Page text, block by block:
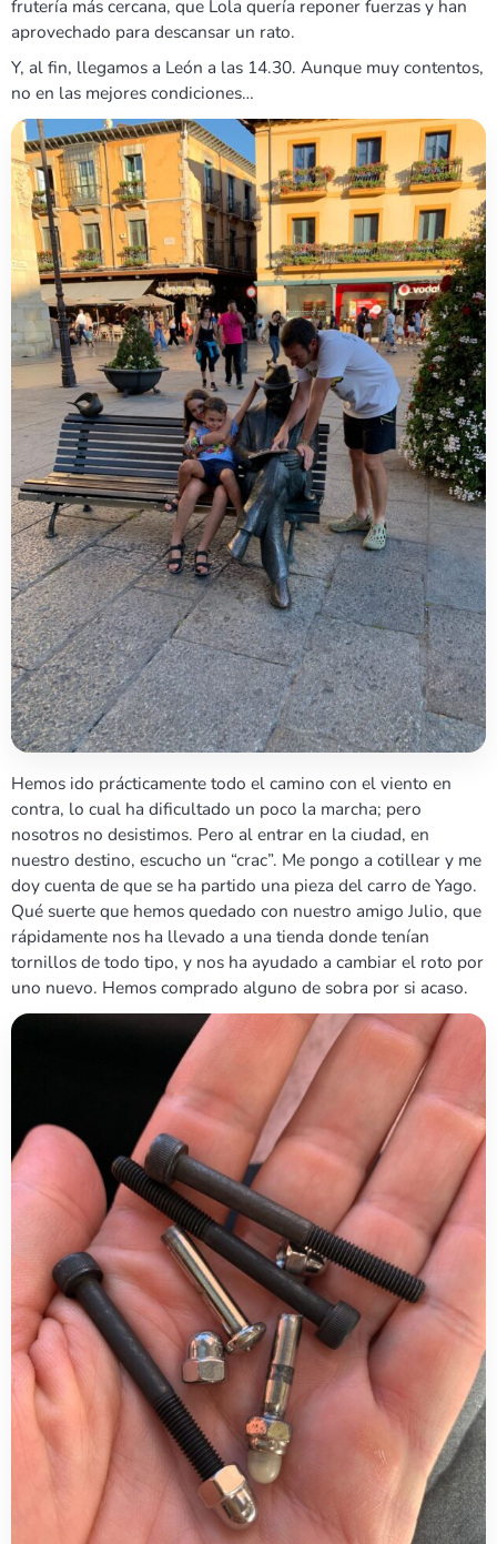
frutería más cercana, que Lola quería reponer fuerzas y han
aprovechado para descansar un rato.
Y, al fin, llegamos a León a las 14.30. Aunque muy contentos,
no en las mejores condiciones…
Hemos ido prácticamente todo el camino con el viento en
contra, lo cual ha dificultado un poco la marcha; pero
nosotros no desistimos. Pero al entrar en la ciudad, en
nuestro destino, escucho un “crac”. Me pongo a cotillear y me
doy cuenta de que se ha partido una pieza del carro de Yago.
Qué suerte que hemos quedado con nuestro amigo Julio, que
rápidamente nos ha llevado a una tienda donde tenían
tornillos de todo tipo, y nos ha ayudado a cambiar el roto por
uno nuevo. Hemos comprado alguno de sobra por si acaso.